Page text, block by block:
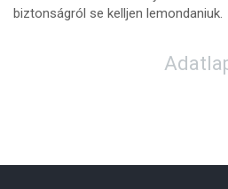
biztonságról se kelljen lemondaniuk.